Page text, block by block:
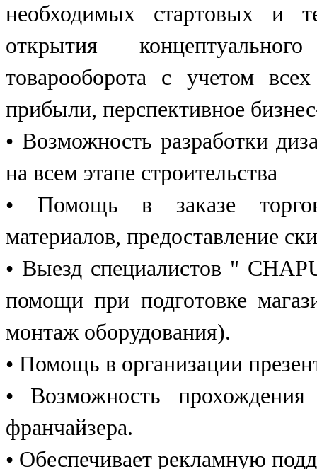
необходимых стартовых и
открытия
товарооборота с учетом
прибыли, перспективное
• Возможность разработки
на всем этапе строительства
• Помощь в заказе
материалов, предоставление
• Выезд специалистов "
помощи при подготовке
монтаж оборудования).
• Помощь в организации
• Возможность
франчайзера.
• Обеспечивает рекламную